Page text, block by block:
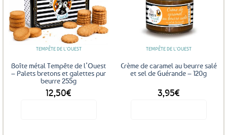
Ajouter
aux
favoris
TEMPÊTE DE L'OUEST
Boîte métal Tempête de l’Ouest
– Palets bretons et galettes pur
beurre 255g
12,50€
TEMPÊTE DE L'OUEST
Crème de caramel au beurre salé
et sel de Guérande – 120g
3,95€